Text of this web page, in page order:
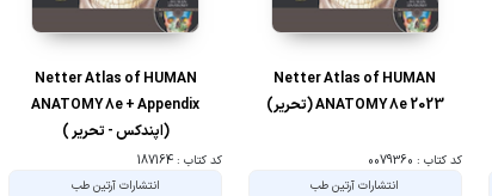
Netter Atlas of HUMAN
ANATOMY 8e 2023 (تحریر)
کد کتاب : 0079360
انتشارات آرتین طب
Netter Atlas of HUMAN
ANATOMY 8e + Appendix
(اپندکس - تحریر )
کد کتاب : 187164
انتشارات آرتین طب